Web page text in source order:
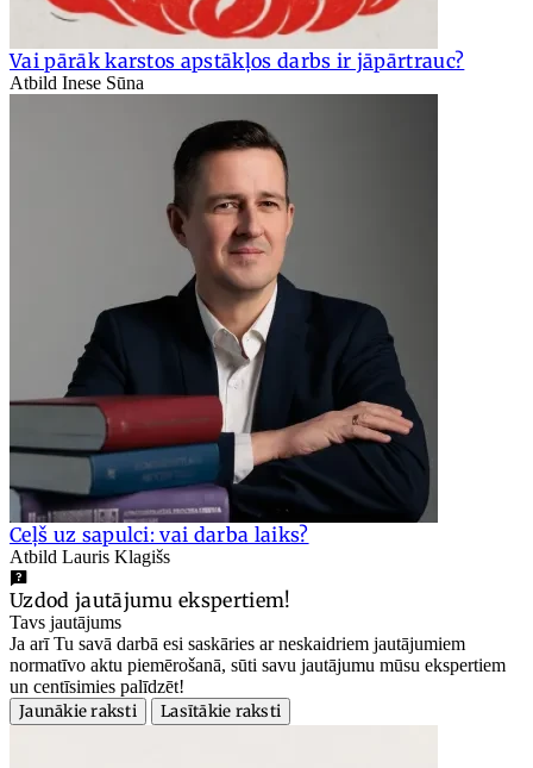
Vai pārāk karstos apstākļos darbs ir jāpārtrauc?
Atbild Inese Sūna
Ceļš uz sapulci: vai darba laiks?
Atbild Lauris Klagišs
Uzdod jautājumu ekspertiem!
Tavs jautājums
Ja arī Tu savā darbā esi saskāries ar neskaidriem jautājumiem
normatīvo aktu piemērošanā, sūti savu jautājumu mūsu ekspertiem
un centīsimies palīdzēt!
Jaunākie raksti
Lasītākie raksti